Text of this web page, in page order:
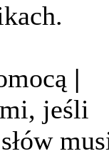
|
jeśli